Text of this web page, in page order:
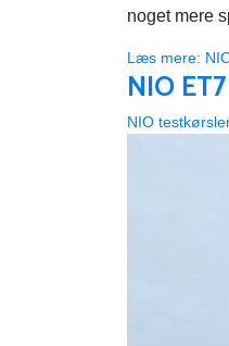
noget mere
Læs mere:
NIO
NIO